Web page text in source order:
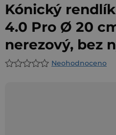
Kónický
4.0 Pro Ø 20
nerezový, bez
Průměrné
Neohodnoceno